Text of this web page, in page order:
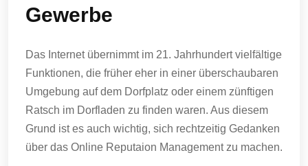
Gewerbe
Das Internet übernimmt im 21. Jahrhundert vielfältige
Funktionen, die früher eher in einer überschaubaren
Umgebung auf dem Dorfplatz oder einem zünftigen
Ratsch im Dorfladen zu finden waren. Aus diesem
Grund ist es auch wichtig, sich rechtzeitig Gedanken
über das Online Reputaion Management zu machen.